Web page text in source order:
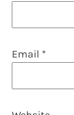
Email *